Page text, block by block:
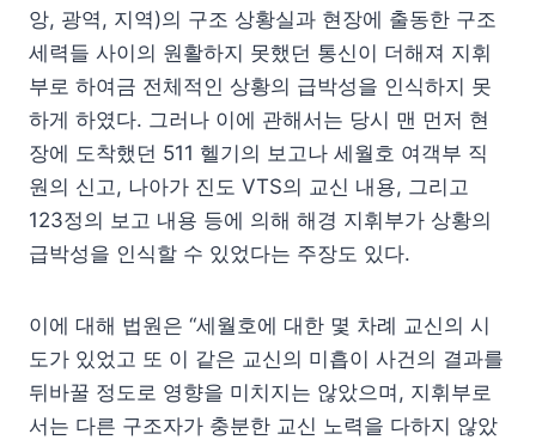
앙, 광역, 지역)의 구조 상황실과 현장에 출동한 구조
세력들 사이의 원활하지 못했던 통신이 더해져 지휘
부로 하여금 전체적인 상황의 급박성을 인식하지 못
하게 하였다. 그러나 이에 관해서는 당시 맨 먼저 현
장에 도착했던 511 헬기의 보고나 세월호 여객부 직
원의 신고, 나아가 진도 VTS의 교신 내용, 그리고
123정의 보고 내용 등에 의해 해경 지휘부가 상황의
급박성을 인식할 수 있었다는 주장도 있다.
이에 대해 법원은 “세월호에 대한 몇 차례 교신의 시
도가 있었고 또 이 같은 교신의 미흡이 사건의 결과를
뒤바꿀 정도로 영향을 미치지는 않았으며, 지휘부로
서는 다른 구조자가 충분한 교신 노력을 다하지 않았